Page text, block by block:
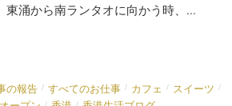
東涌から南ランタオに向かう時、...
の報告 / すべてのお仕事 / カフェ / スイーツ /